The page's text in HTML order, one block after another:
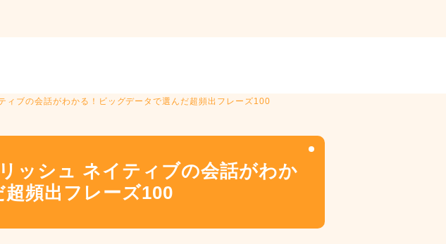
ブの会話がわかる！ビッグデータで選んだ超頻出フレーズ100
ッシュ ネイティブの会話がわか
頻出フレーズ100